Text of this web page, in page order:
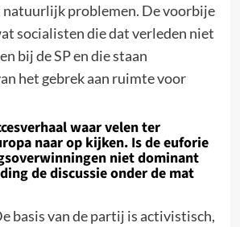
problemen. De voorbije
socialisten die dat verleden niet
bij de SP en die staan
het gebrek aan ruimte voor
waar velen ter
naar op kijken. Is de euforie
niet dominant
de discussie onder de mat
basis van de partij is activistisch,